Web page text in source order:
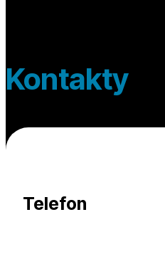
Kontakty
Telefon